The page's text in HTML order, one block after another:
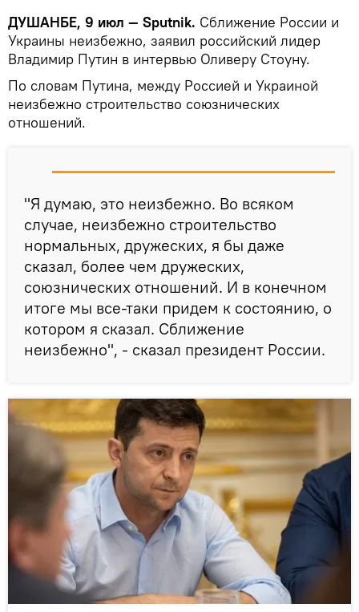
ДУШАНБЕ, 9 июл — Sputnik. Сближение России и
Украины неизбежно, заявил российский лидер
Владимир Путин в интервью Оливеру Стоуну.
По словам Путина, между Россией и Украиной
неизбежно строительство союзнических
отношений.
"Я думаю, это неизбежно. Во всяком
случае, неизбежно строительство
нормальных, дружеских, я бы даже
сказал, более чем дружеских,
союзнических отношений. И в конечном
итоге мы все-таки придем к состоянию, о
котором я сказал. Сближение
неизбежно", - сказал президент России.